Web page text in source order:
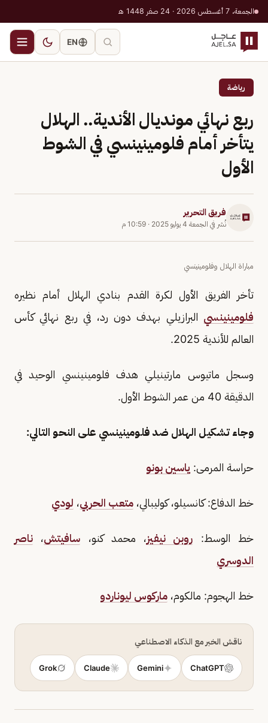
الجمعة، 7 أغسطس 2026 · 24 صفر 1448 هـ
EN
رياضة
ربع نهائي مونديال الأندية.. الهلال
يتأخر أمام فلومينينسي في الشوط
الأول
فريق التحرير
نُشر في الجمعة 4 يوليو 2025 · 10:59 م
مباراة الهلال وفلومينينسي
تأخر الفريق الأول لكرة القدم بنادي الهلال أمام نظيره
فلومينينسي البرازيلي بهدف دون رد، في ربع نهائي كأس
العالم للأندية 2025.
وسجل ماتيوس مارتينيلي هدف فلومينينسي الوحيد في
الدقيقة 40 من عمر الشوط الأول.
وجاء تشكيل الهلال ضد فلومينينسي على النحو التالي:
حراسة المرمى: ياسين بونو
خط الدفاع: كانسيلو، كوليبالي، متعب الحربي، لودي
خط الوسط: روبن نيفيز، محمد كنو، سافيتش، ناصر
الدوسري
خط الهجوم: مالكوم، ماركوس ليوناردو
ناقش الخبر مع الذكاء الاصطناعي
ChatGPT
Gemini
Claude
Grok